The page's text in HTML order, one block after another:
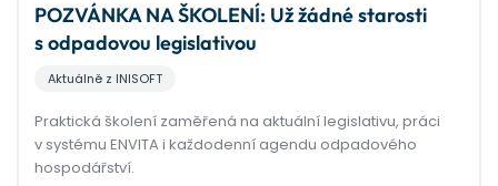
POZVÁNKA NA ŠKOLENÍ: Už žádné starosti
s odpadovou legislativou
Aktuálně z INISOFT
Praktická školení zaměřená na aktuální legislativu, práci
v systému ENVITA i každodenní agendu odpadového
hospodářství.